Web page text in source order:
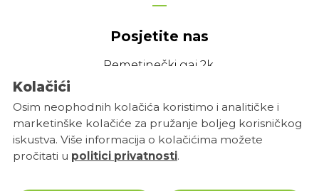
Posjetite nas
Remetinečki gaj 2k,
Ponedjeljak - Petak:
7:00 do 21:00 h
Kolačići
Osim neophodnih kolačića koristimo i analitičke i
marketinške kolačiće za pružanje boljeg korisničkog
iskustva. Više informacija o kolačićima možete
pročitati u politici privatnosti.